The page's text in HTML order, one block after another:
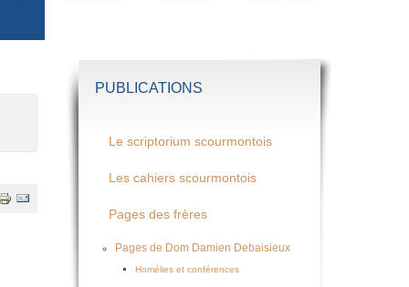
PUBLICATIONS
Le scriptorium scourmontois
Les cahiers scourmontois
Pages des frères
Pages de Dom Damien Debaisieux
Homélies et conférences